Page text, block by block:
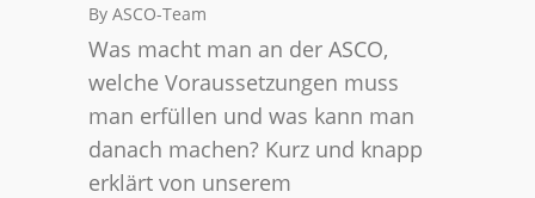
By ASCO-Team
Was macht man an der ASCO,
welche Voraussetzungen muss
man erfüllen und was kann man
danach machen? Kurz und knapp
erklärt von unserem